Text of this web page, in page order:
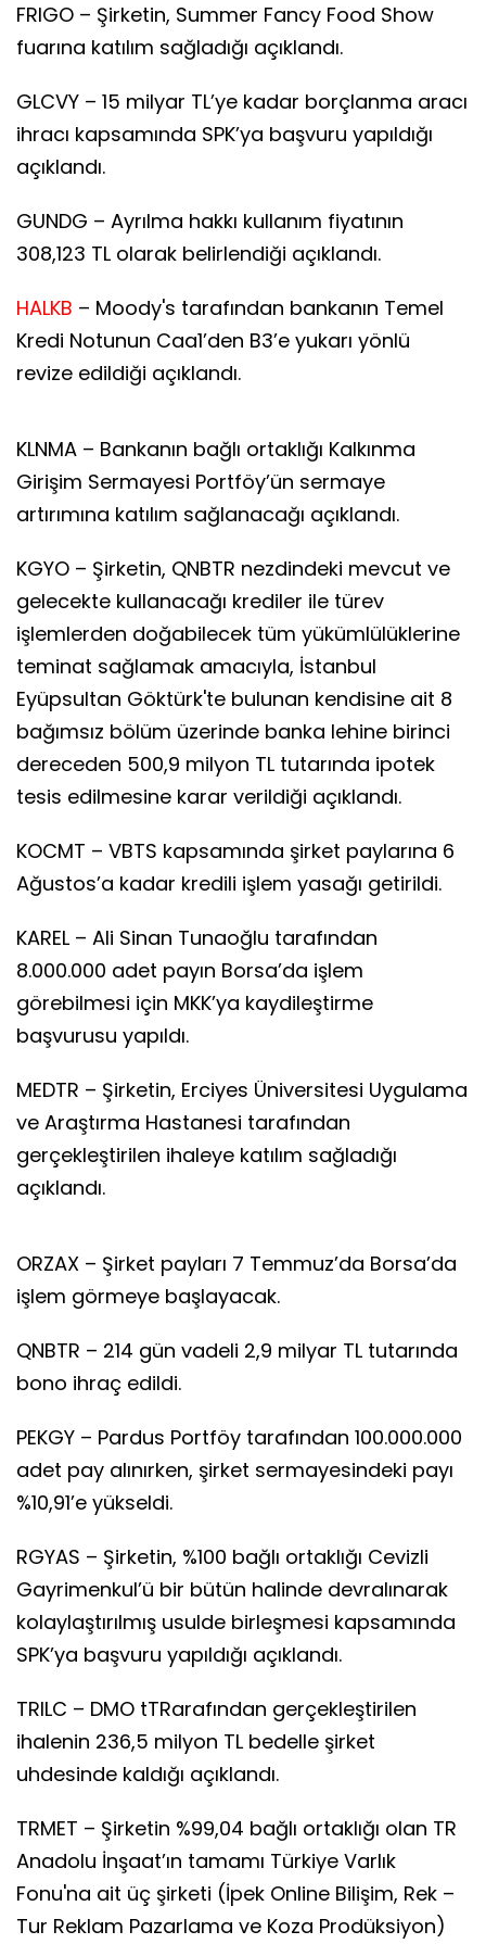
FRIGO – Şirketin, Summer Fancy Food Show
fuarına katılım sağladığı açıklandı.
GLCVY – 15 milyar TL’ye kadar borçlanma aracı
ihracı kapsamında SPK’ya başvuru yapıldığı
açıklandı.
GUNDG – Ayrılma hakkı kullanım fiyatının
308,123 TL olarak belirlendiği açıklandı.
HALKB – Moody's tarafından bankanın Temel
Kredi Notunun Caa1’den B3’e yukarı yönlü
revize edildiği açıklandı.
KLNMA – Bankanın bağlı ortaklığı Kalkınma
Girişim Sermayesi Portföy’ün sermaye
artırımına katılım sağlanacağı açıklandı.
KGYO – Şirketin, QNBTR nezdindeki mevcut ve
gelecekte kullanacağı krediler ile türev
işlemlerden doğabilecek tüm yükümlülüklerine
teminat sağlamak amacıyla, İstanbul
Eyüpsultan Göktürk'te bulunan kendisine ait 8
bağımsız bölüm üzerinde banka lehine birinci
dereceden 500,9 milyon TL tutarında ipotek
tesis edilmesine karar verildiği açıklandı.
KOCMT – VBTS kapsamında şirket paylarına 6
Ağustos’a kadar kredili işlem yasağı getirildi.
KAREL – Ali Sinan Tunaoğlu tarafından
8.000.000 adet payın Borsa’da işlem
görebilmesi için MKK’ya kaydileştirme
başvurusu yapıldı.
MEDTR – Şirketin, Erciyes Üniversitesi Uygulama
ve Araştırma Hastanesi tarafından
gerçekleştirilen ihaleye katılım sağladığı
açıklandı.
ORZAX – Şirket payları 7 Temmuz’da Borsa’da
işlem görmeye başlayacak.
QNBTR – 214 gün vadeli 2,9 milyar TL tutarında
bono ihraç edildi.
PEKGY – Pardus Portföy tarafından 100.000.000
adet pay alınırken, şirket sermayesindeki payı
%10,91’e yükseldi.
RGYAS – Şirketin, %100 bağlı ortaklığı Cevizli
Gayrimenkul’ü bir bütün halinde devralınarak
kolaylaştırılmış usulde birleşmesi kapsamında
SPK’ya başvuru yapıldığı açıklandı.
TRILC – DMO tTRarafından gerçekleştirilen
ihalenin 236,5 milyon TL bedelle şirket
uhdesinde kaldığı açıklandı.
TRMET – Şirketin %99,04 bağlı ortaklığı olan TR
Anadolu İnşaat’ın tamamı Türkiye Varlık
Fonu'na ait üç şirketi (İpek Online Bilişim, Rek –
Tur Reklam Pazarlama ve Koza Prodüksiyon)